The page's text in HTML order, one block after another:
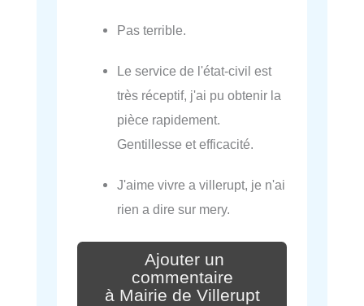
Pas terrible.
Le service de l'état-civil est
très réceptif, j'ai pu obtenir la
pièce rapidement.
Gentillesse et efficacité.
J'aime vivre a villerupt, je n'ai
rien a dire sur mery.
Ajouter un
commentaire
à Mairie de Villerupt